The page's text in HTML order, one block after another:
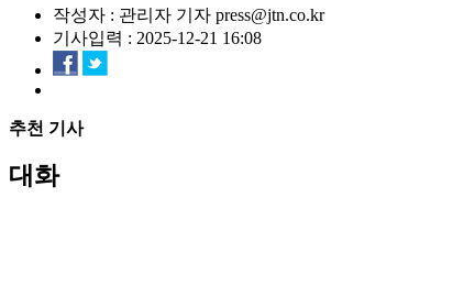
작성자 : 관리자 기자 press@jtn.co.kr
기사입력 : 2025-12-21 16:08
추천 기사
대화